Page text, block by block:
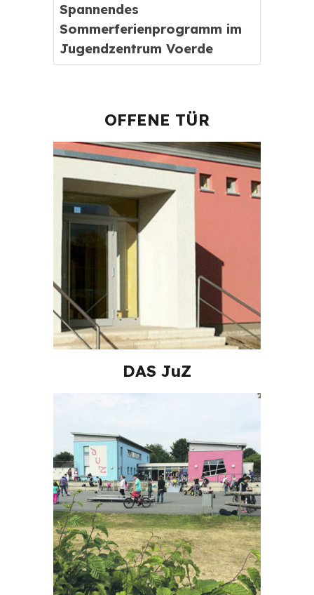
Spannendes
Sommerferienprogramm im
Jugendzentrum Voerde
OFFENE TÜR
DAS JuZ